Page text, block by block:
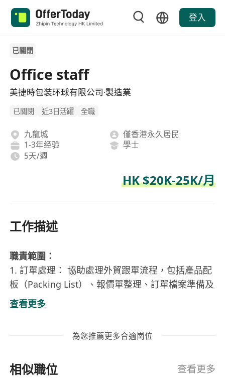
登入
已關閉
Office staff
美捷時包装环球有限公司·製造業
已關閉 近3日活躍 全職
九龍城
僅香港永久居民
1-3年经验
學士
5天/週
HK $20K-25K/月
工作描述
職責範圍：
1. 訂單處理： 協助處理外貿跟單流程，包括產品配
板（Packing List）、報價單整理、訂單檔案準備及
進度跟進。
2. 客戶溝通： 充當內部與客戶之間的橋樑，核實訂
善管理及歸檔客戶技術檔案。
裝箱單等）的製作、校對與存檔；密切跟進生產計
查看更多
為您推薦更多合適崗位
相似職位 查看更多